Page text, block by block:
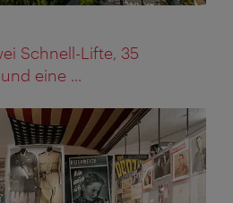
Schnell-Lifte, 35
eine ...